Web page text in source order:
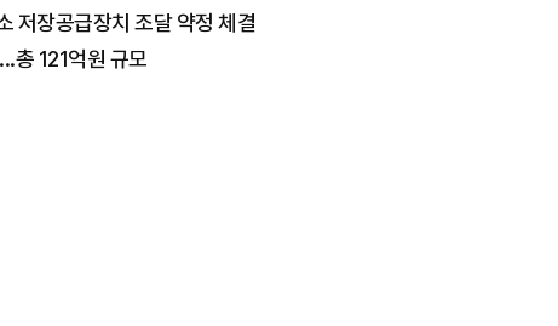
저장공급장치 조달 약정 체결
총 121억원 규모